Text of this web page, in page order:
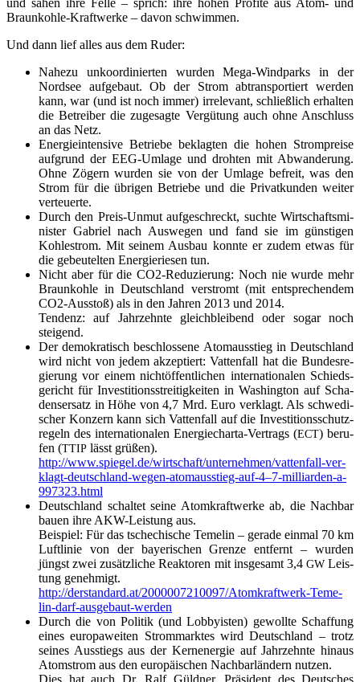
Braun­koh­le-Kraft­wer­ke – davon schwimmen.
Und dann lief alles aus dem Ruder:
Nahe­zu unko­or­di­nier­ten wur­den Mega-Wind­parks in der
Nord­see auf­ge­baut. Ob der Strom abtrans­por­tiert wer­den
kann, war (und ist noch immer) irrele­vant, schließ­lich erhal­ten
die Betrei­ber die zuge­sag­te Ver­gü­tung auch ohne Anschluss
an das Netz.
Ener­gie­in­ten­si­ve Betrie­be beklag­ten die hohen Strom­prei­se
auf­grund der EEG-Umla­ge und droh­ten mit Abwan­de­rung.
Ohne Zögern wur­den sie von der Umla­ge befreit, was den
Strom für die übri­gen Betrie­be und die Pri­vat­kun­den wei­ter
verteuerte.
Durch den Preis-Unmut auf­ge­schreckt, such­te Wirt­schafts­mi­
nis­ter Gabri­el nach Aus­we­gen und fand sie im güns­ti­gen
Koh­lestrom. Mit sei­nem Aus­bau konn­te er zudem etwas für
die gebeu­tel­ten Ener­gie­rie­sen tun.
Nicht aber für die CO2-Redu­zie­rung: Noch nie wur­de mehr
Braun­koh­le in Deutsch­land ver­stromt (mit ent­spre­chen­dem
CO2-Aus­stoß) als in den Jah­ren 2013 und 2014.
Ten­denz: auf Jahr­zehn­te gleich­blei­bend oder sogar noch
steigend.
Der demo­kra­tisch beschlos­se­ne Atom­aus­stieg in Deutsch­land
wird nicht von jedem akzep­tiert: Vat­ten­fall hat die Bun­des­re­
gie­rung vor einem nicht­öf­fent­li­chen inter­na­tio­na­len Schieds­
ge­richt für Inves­ti­ti­ons­strei­tig­kei­ten in Washing­ton auf Scha­
dens­er­satz in Höhe von 4,7 Mrd. Euro ver­klagt. Als schwe­di­
scher Kon­zern kann sich Vat­ten­fall auf die Inves­ti­ti­ons­schutz­
re­geln des inter­na­tio­na­len Ener­gie­char­ta-Ver­trags (ECT) beru­
fen (TTIP lässt grü­ßen).
http://www.spiegel.de/wirtschaft/unternehmen/vat­ten­fall-ver­
klagt-deutsch­land-wegen-atomausstieg-auf‑4–7-milliarden-a-
997323.html
Deutsch­land schal­tet sei­ne Atom­kraft­wer­ke ab, die Nach­bar
bau­en ihre AKW-Leis­tung aus.
Bei­spiel: Für das tsche­chi­sche Teme­lin – gera­de ein­mal 70 km
Luft­li­nie von der baye­ri­schen Gren­ze ent­fernt – wur­den
jüngst zwei zusätz­li­che Reak­to­ren mit ins­ge­samt 3,4 GWLeis­
tung geneh­migt.
http://derstandard.at/2000007210097/­Atom­kraft­werk-Teme­
lin-darf-aus­ge­baut-wer­den
Durch die von Poli­tik (und Lob­by­is­ten) gewoll­te Schaf­fung
eines euro­pa­wei­ten Strom­mark­tes wird Deutsch­land – trotz
sei­nes Aus­stiegs aus der Kern­ener­gie auf Jahr­zehn­te hin­aus
Atom­strom aus den euro­päi­schen Nach­bar­län­dern nut­zen.
Dies hat auch Dr. Ralf Güld­ner, Prä­si­dent des Deut­sches